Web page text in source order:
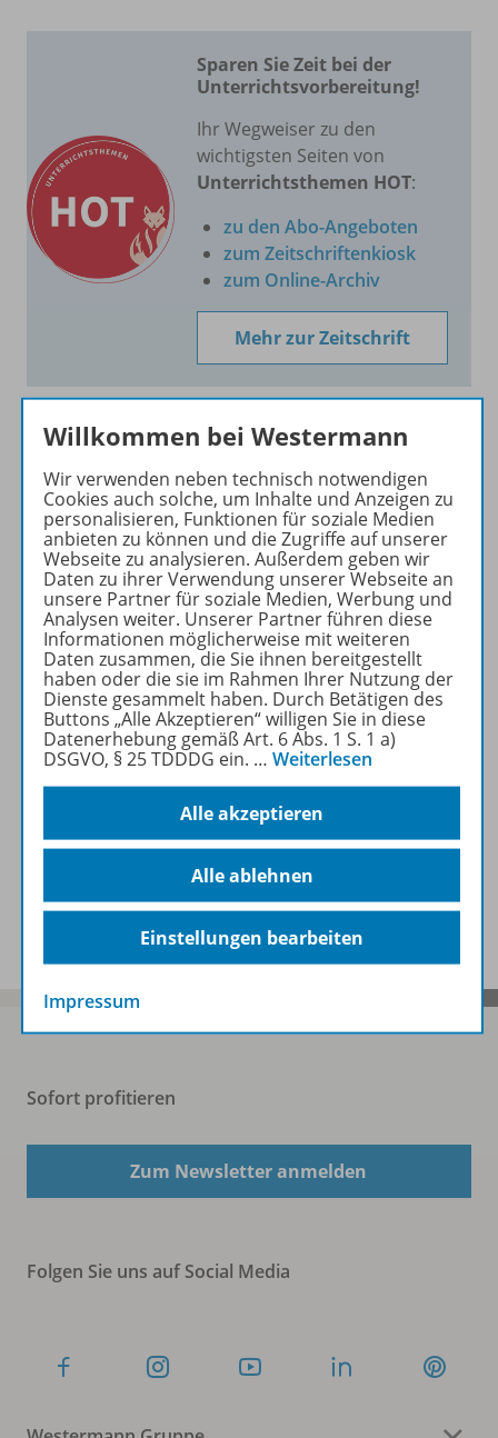
Sparen Sie Zeit bei der
Unterrichtsvorbereitung!
Ihr Wegweiser zu den
wichtigsten Seiten von
Unterrichtsthemen HOT:
zu den Abo-Angeboten
zum Zeitschriftenkiosk
zum Online-Archiv
Mehr zur Zeitschrift
Produktinformationen
Beschreibung
Inhalte
Zugehörige Produkte
HeftPlusWeb
Benachrichtigungs-Service
Sofort profitieren
Zum Newsletter anmelden
Folgen Sie uns auf Social Media
Willkommen bei Westermann
Wir verwenden neben technisch notwendigen
Cookies auch solche, um Inhalte und Anzeigen zu
personalisieren, Funktionen für soziale Medien
anbieten zu können und die Zugriffe auf unserer
Webseite zu analysieren. Außerdem geben wir
Daten zu ihrer Verwendung unserer Webseite an
unsere Partner für soziale Medien, Werbung und
Analysen weiter. Unserer Partner führen diese
Informationen möglicherweise mit weiteren
Daten zusammen, die Sie ihnen bereitgestellt
haben oder die sie im Rahmen Ihrer Nutzung der
Dienste gesammelt haben. Durch Betätigen des
Buttons „Alle Akzeptieren“ willigen Sie in diese
Datenerhebung gemäß Art. 6 Abs. 1 S. 1 a)
DSGVO, § 25 TDDDG ein. … Weiterlesen
Alle akzeptieren
Alle ablehnen
Einstellungen bearbeiten
Impressum